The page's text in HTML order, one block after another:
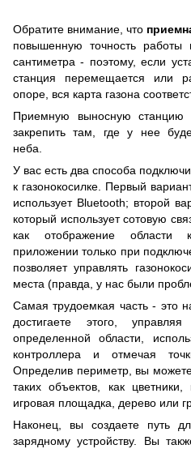
Обратите внимание, что
повышенную точность работы
сантиметра - поэтому, если
станция перемещается или
опоре, вся карта газона
Приемную выносную станцию
закрепить там, где у нее
неба.
У вас есть два способа
к газонокосилке. Первый
использует Bluetooth; второй
который использует сотовую
как отображение области
приложении только при
позволяет управлять
места (правда, у нас были
Самая трудоемкая часть - это
достигаете этого,
определенной области,
контроллера и отмечая
Определив периметр, вы
таких объектов, как
игровая площадка, дерево или
Наконец, вы создаете путь
зарядному устройству. Вы